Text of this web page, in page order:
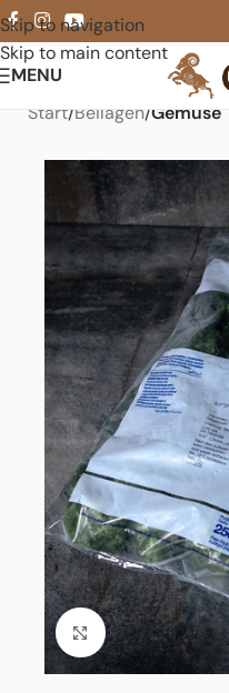
Skip to navigation
Skip to main content
MENU
Start Beilagen Gemüse
Click to enlarge